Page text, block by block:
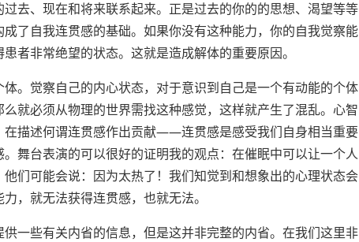
去、现在和将来联系起来。正是过去的你的的思想、渴望等等
了自我连贯感的基础。如果你没有这种能力，你的自我觉察能
者非常绝望的状态。这就是造成解体的重要原因。
。觉察自己的内心状态，对于意识到自己是一个有动能的个体
就必须从物理的世界需找这种感觉，这样就产生了混乱。心智
在描述何谓连贯感作出贡献——连贯感是感受我们自身相当重要
舞台表演的可以很好的证明我的观点：在催眠中可以让一个人
们可能会说：因为太热了！我们知觉到和想象出的心理状态会
，就无法获得连贯感，也就无法。
一些有关内省的信息，但是这并非完整的内省。在我们这里非